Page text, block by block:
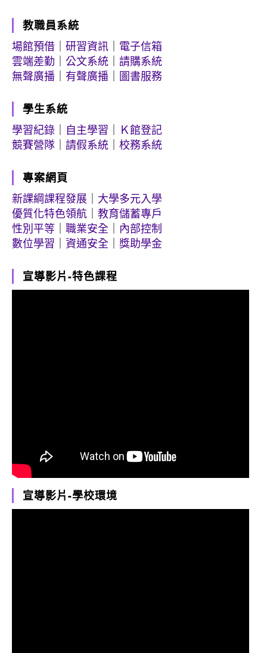
教職員系統
場館預借
研習資訊
電子信箱
雲端差勤
公文系統
請購系統
無聲廣播
有聲廣播 圖書服務
學生系統
學習紀錄
自主學習
Ｋ館登記
競賽營隊
請假系統 校務系統
專案網頁
新課綱課程發展
大學多元入學
優質化特色領航
教育儲蓄專戶
性別平等
職業安全
內部控制
數位學習
資通安全 獎助學金
宣導影片-特色課程
宣導影片-學校環境